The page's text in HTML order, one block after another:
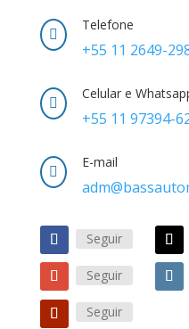

Telefone
+55 11 2649-

Celular e
+55 11 97394-

E-mail
Seguir
Seguir
Seguir